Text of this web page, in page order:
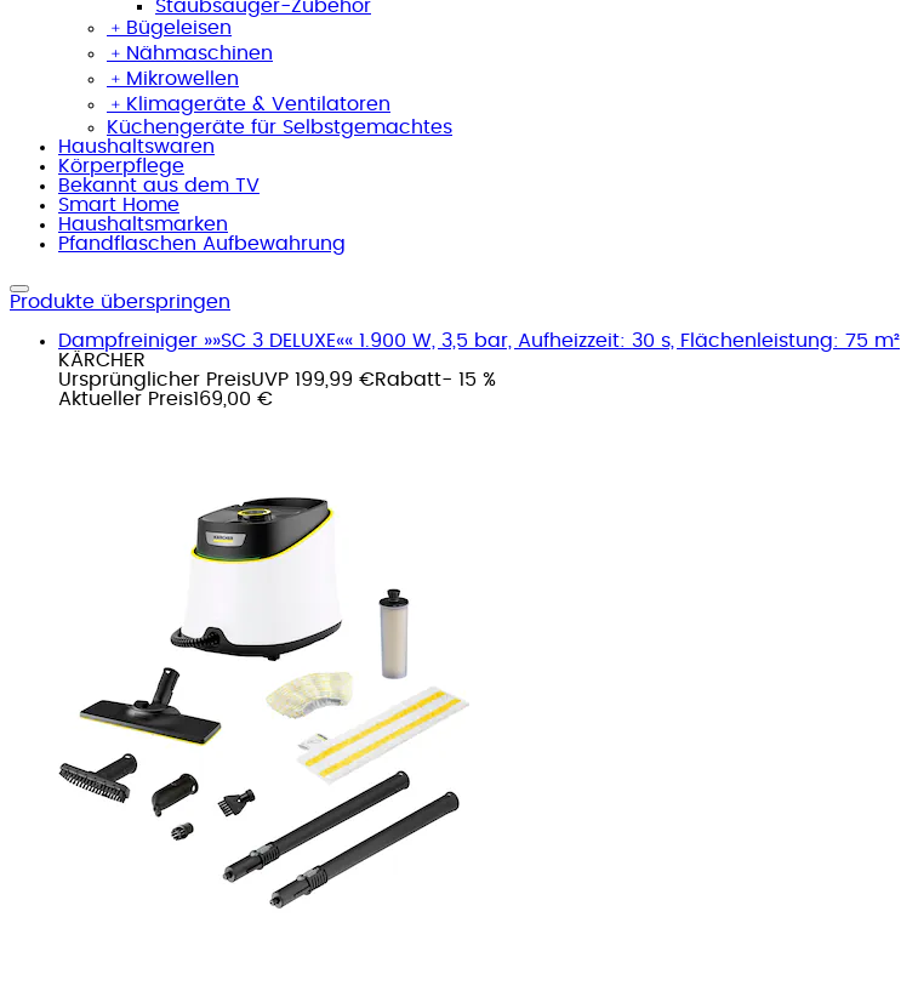
Staubsauger-Zubehör
﹢ Bügeleisen
﹢ Nähmaschinen
﹢ Mikrowellen
﹢ Klimageräte & Ventilatoren
Küchengeräte für Selbstgemachtes
Haushaltswaren
Körperpflege
Bekannt aus dem TV
Smart Home
Haushaltsmarken
Pfandflaschen Aufbewahrung
Produkte überspringen
Dampfreiniger »»SC 3 DELUXE«« 1.900 W, 3,5 bar, Aufheizzeit: 30 s, Flächenleistung: 75 m²
KÄRCHER
Ursprünglicher PreisUVP 199,99 €Rabatt- 15 %
Aktueller Preis169,00 €